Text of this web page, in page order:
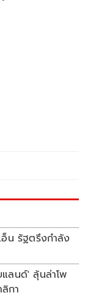
ลัง
ลนด์' ลุ้นล่าโพ
กา